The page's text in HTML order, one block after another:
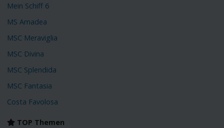
Mein Schiff 6
MS Amadea
MSC Meraviglia
MSC Divina
MSC Splendida
MSC Fantasia
Costa Favolosa
TOP Themen